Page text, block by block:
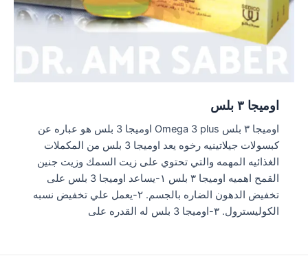
اوميجا ٣ بلس
اوميجا ٣ بلس Omega 3 plus اوميجا 3 بلس هو عباره عن
كبسولات جيلاتينيه رخوه يعد اوميجا 3 بلس من المكملات
الغذائيه المهمه والتي تحتوي على زيت السمك وزيت جنين
القمح اهميه اوميجا ٣ بلس ١-يساعد اوميجا 3 بلس على
تخفيض الدهون الضاره بالجسم. ٢-يعمل علي تخفيض نسبه
الكوليسترول. ٣-اوميجا 3 بلس له القدره على